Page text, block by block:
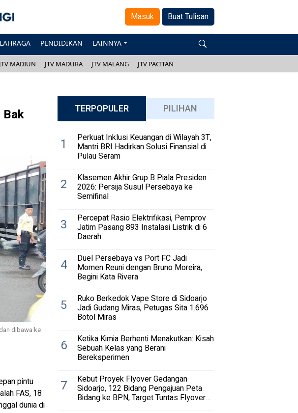
Masuk Buat Tulisan
PENDIDIKAN LAINNYA
JTV MADIUN JTV MADURA JTV MALANG JTV PACITAN
Bak
dibawa ke
pintu
FAS, 18
dunia di
TERPOPULER PILIHAN
1 Perkuat Inklusi Keuangan di Wilayah 3T,
Mantri BRI Hadirkan Solusi Finansial di
Pulau Seram
2 Klasemen Akhir Grup B Piala Presiden
2026: Persija Susul Persebaya ke
Semifinal
3 Percepat Rasio Elektrifikasi, Pemprov
Jatim Pasang 893 Instalasi Listrik di 6
Daerah
4 Duel Persebaya vs Port FC Jadi
Momen Reuni dengan Bruno Moreira,
Begini Kata Rivera
5 Ruko Berkedok Vape Store di Sidoarjo
Jadi Gudang Miras, Petugas Sita 1.696
Botol Miras
6 Ketika Kimia Berhenti Menakutkan: Kisah
Sebuah Kelas yang Berani
Bereksperimen
7 Kebut Proyek Flyover Gedangan
Sidoarjo, 122 Bidang Pengajuan Peta
Bidang ke BPN, Target Tuntas Flyover